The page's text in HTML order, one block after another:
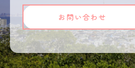
お問い合わせ